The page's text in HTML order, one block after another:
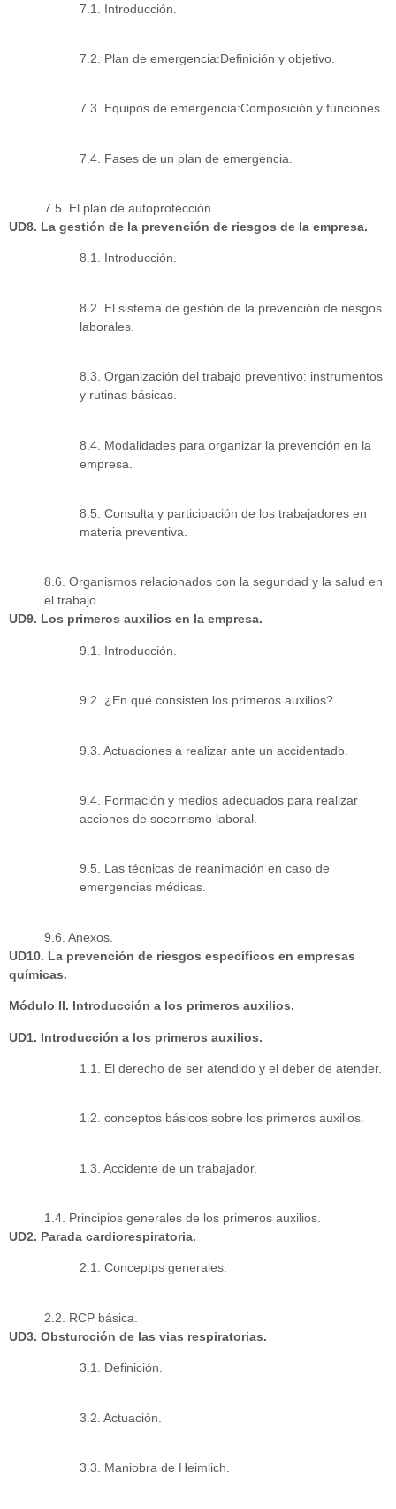
7.1. Introducción.
7.2. Plan de emergencia:Definición y objetivo.
7.3. Equipos de emergencia:Composición y funciones.
7.4. Fases de un plan de emergencia.
7.5. El plan de autoprotección.
UD8. La gestión de la prevención de riesgos de la empresa.
8.1. Introducción.
8.2. El sistema de gestión de la prevención de riesgos
laborales.
8.3. Organización del trabajo preventivo: instrumentos
y rutinas básicas.
8.4. Modalidades para organizar la prevención en la
empresa.
8.5. Consulta y participación de los trabajadores en
materia preventiva.
8.6. Organismos relacionados con la seguridad y la salud en
el trabajo.
UD9. Los primeros auxilios en la empresa.
9.1. Introducción.
9.2. ¿En qué consisten los primeros auxilios?.
9.3. Actuaciones a realizar ante un accidentado.
9.4. Formación y medios adecuados para realizar
acciones de socorrismo laboral.
9.5. Las técnicas de reanimación en caso de
emergencias médicas.
9.6. Anexos.
UD10. La prevención de riesgos específicos en empresas
químicas.
Módulo II. Introducción a los primeros auxilios.
UD1. Introducción a los primeros auxilios.
1.1. El derecho de ser atendido y el deber de atender.
1.2. conceptos básicos sobre los primeros auxilios.
1.3. Accidente de un trabajador.
1.4. Principios generales de los primeros auxilios.
UD2. Parada cardiorespiratoria.
2.1. Conceptps generales.
2.2. RCP básica.
UD3. Obsturcción de las vias respiratorias.
3.1. Definición.
3.2. Actuación.
3.3. Maniobra de Heimlich.